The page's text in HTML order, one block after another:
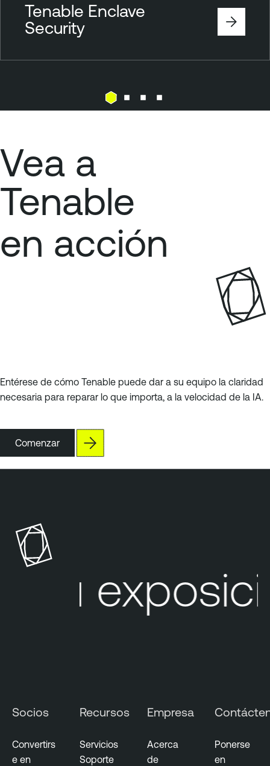
Tenable Enclave
Security
Vea a
Tenable
en acción
Entérese de cómo Tenable puede dar a su equipo la claridad
necesaria para reparar lo que importa, a la velocidad de la IA.
Comenzar
Su
Socios
Convertirs
e en
Recursos
Servicios
Soporte
Empresa
Acerca
de
Ponerse
en